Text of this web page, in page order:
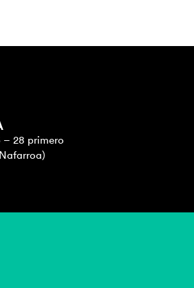
– 28 primero